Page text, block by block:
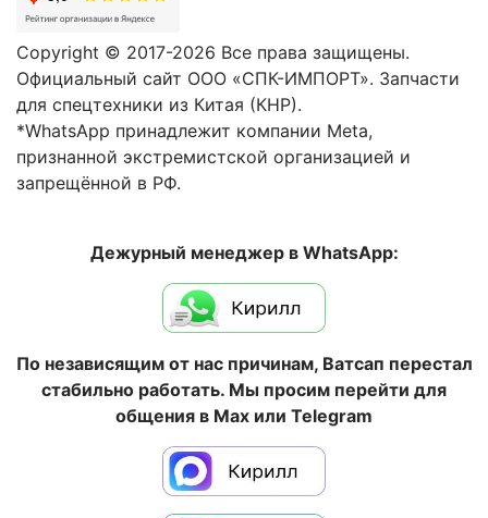
Copyright © 2017-2026 Все права защищены.
Официальный сайт ООО «СПК-ИМПОРТ». Запчасти
для спецтехники из Китая (КНР).
*WhatsApp принадлежит компании Meta,
признанной экстремистской организацией и
запрещённой в РФ.
Дежурный менеджер в WhatsApp:
По независящим от нас причинам, Ватсап перестал
стабильно работать. Мы просим перейти для
общения в Max или Telegram